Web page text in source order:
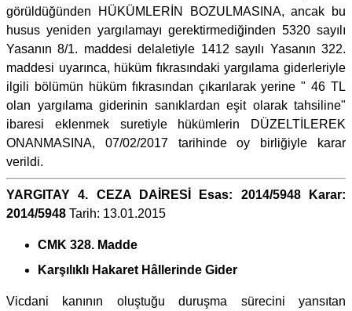
görüldüğünden HÜKÜMLERİN BOZULMASINA, ancak bu
husus yeniden yargılamayı gerektirmediğinden 5320 sayılı
Yasanın 8/1. maddesi delaletiyle 1412 sayılı Yasanın 322.
maddesi uyarınca, hüküm fıkrasındaki yargılama giderleriyle
ilgili bölümün hüküm fıkrasından çıkarılarak yerine " 46 TL
olan yargılama giderinin sanıklardan eşit olarak tahsiline"
ibaresi eklenmek suretiyle hükümlerin DÜZELTİLEREK
ONANMASINA, 07/02/2017 tarihinde oy birliğiyle karar
verildi.
YARGITAY 4. CEZA DAİRESİ Esas: 2014/5948 Karar:
2014/5948 Tarih: 13.01.2015
CMK 328. Madde
Karşılıklı Hakaret Hâllerinde Gider
Vicdani kanının oluştuğu duruşma sürecini yansıtan